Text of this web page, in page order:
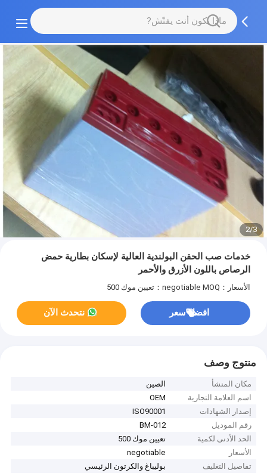
2/3
خدمات صب الحقن البولندية العالية لإسكان بطارية حمض
الرصاص باللون الأزرق والأحمر
الأسعار：negotiable MOQ：تعيين موك 500
افضل سعر نتحدث الآن
منتوج وصف
مكان المنشأ
الصين
اسم العلامة التجارية
OEM
إصدار الشهادات
ISO90001
رقم الموديل
BM-012
الحد الأدنى لكمية
تعيين موك 500
الأسعار
negotiable
تفاصيل التغليف
بوليباغ والكرتون الرئيسي